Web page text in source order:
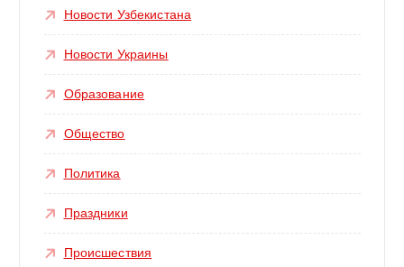
Новости Узбекистана
Новости Украины
Образование
Общество
Политика
Праздники
Происшествия